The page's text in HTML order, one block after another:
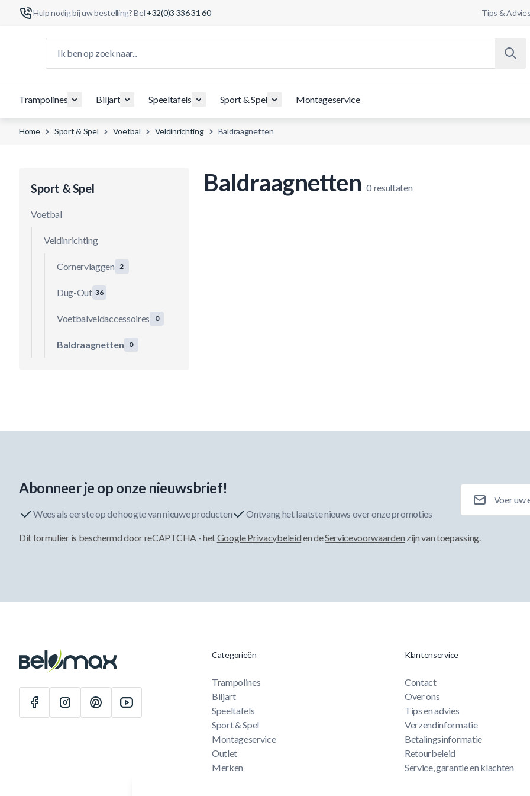
Hulp nodig bij uw bestelling? Bel +32(0)3 336 31 60 Tips & Advies
Trampolines Biljart Speeltafels Sport & Spel Montageservice
Home Sport & Spel Voetbal Veldinrichting Baldraagnetten
Sport & Spel
Voetbal
Veldinrichting
Cornervlaggen 2
Dug-Out 36
Voetbalveldaccessoires 0
Baldraagnetten 0
Baldraagnetten 0 resultaten
Abonneer je op onze nieuwsbrief!
Wees als eerste op de hoogte van nieuwe producten Ontvang het laatste nieuws over onze promoties
Dit formulier is beschermd door reCAPTCHA - hetGoogle Privacybeleiden deServicevoorwaarden zijn van toepassing.
Categorieën
Trampolines
Biljart
Speeltafels
Sport & Spel
Montageservice
Outlet
Merken
Klantenservice
Contact
Over ons
Tips en advies
Verzendinformatie
Betalingsinformatie
Retourbeleid
Service, garantie en klachten